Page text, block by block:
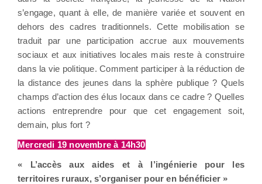
s’engage, quant à elle, de manière variée et souvent en
dehors des cadres traditionnels. Cette mobilisation se
traduit par une participation accrue aux mouvements
sociaux et aux initiatives locales mais reste à construire
dans la vie politique. Comment participer à la réduction de
la distance des jeunes dans la sphère publique ? Quels
champs d’action des élus locaux dans ce cadre ? Quelles
actions entreprendre pour que cet engagement soit,
demain, plus fort ?
Mercredi 19 novembre à 14h30
« L’accès aux aides et à l’ingénierie pour les
territoires ruraux, s’organiser pour en bénéficier »